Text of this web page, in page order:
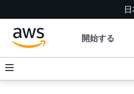
開始する